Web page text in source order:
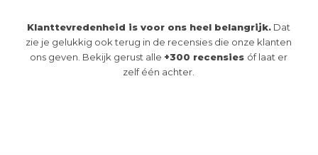
Klanttevredenheid is voor ons heel belangrijk. Dat
zie je gelukkig ook terug in de recensies die onze klanten
ons geven. Bekijk gerust alle +300 recensies óf laat er
zelf één achter.